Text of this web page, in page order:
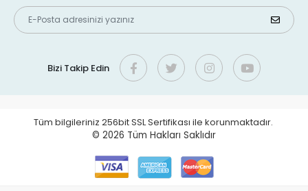
Bizi Takip Edin
Tüm bilgileriniz 256bit SSL Sertifikası ile korunmaktadır.
© 2026 Tüm Hakları Saklıdır